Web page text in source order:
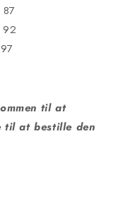
til at
til at bestille den